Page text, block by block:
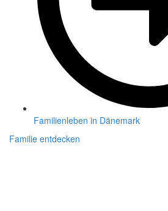
Familienleben in Dänemark
Familie entdecken